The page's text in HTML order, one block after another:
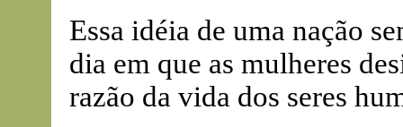
Essa idéia de uma nação
dia em que as mulheres
razão da vida dos seres